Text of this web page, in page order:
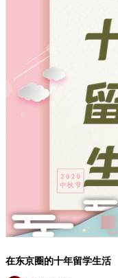
在东京圈的十年留学生活